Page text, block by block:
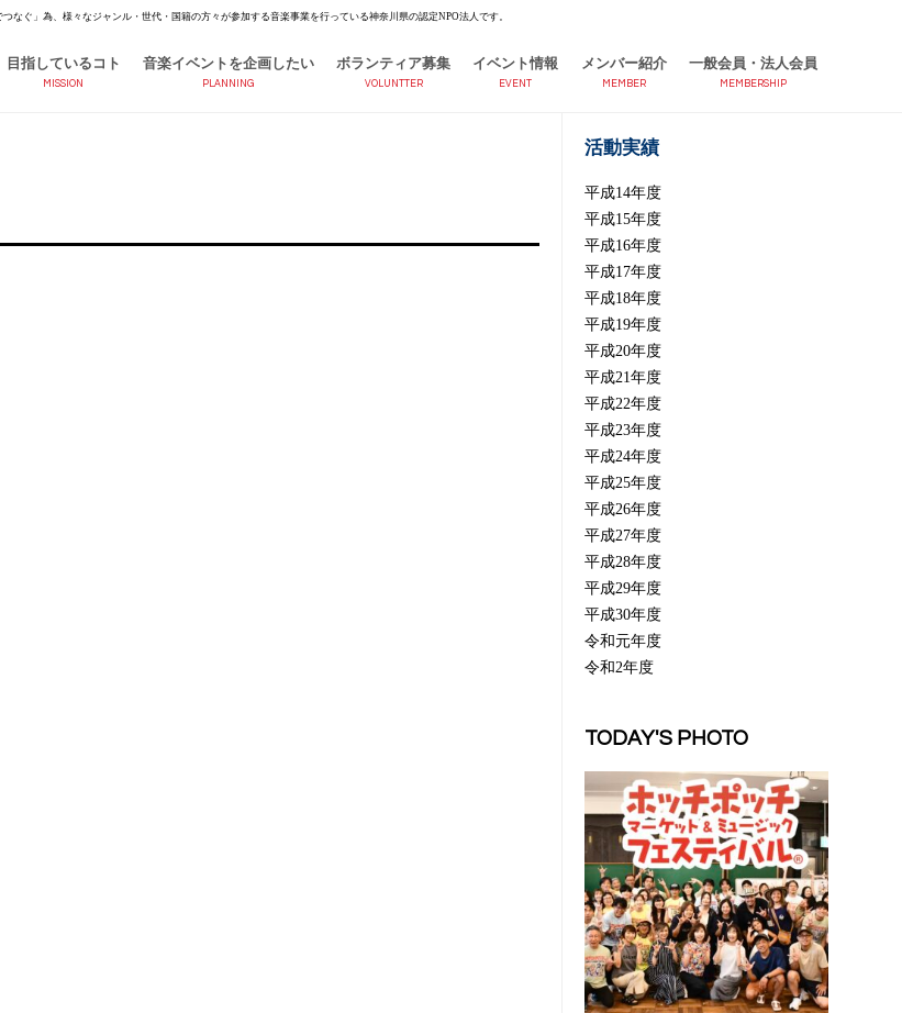
ぐ」為、様々なジャンル・世代・国籍の方々が参加する音楽事業を行っている神奈川県の認定NPO法人です。
目指しているコト
MISSION
音楽イベントを企画したい
PLANNING
ボランティア募集
VOLUNTTER
イベント情報
EVENT
メンバー紹介
MEMBER
一般会員・法人会員
MEMBERSHIP
活動実績
平成14年度
平成15年度
平成16年度
平成17年度
平成18年度
平成19年度
平成20年度
平成21年度
平成22年度
平成23年度
平成24年度
平成25年度
平成26年度
平成27年度
平成28年度
平成29年度
平成30年度
令和元年度
令和2年度
TODAY'S PHOTO